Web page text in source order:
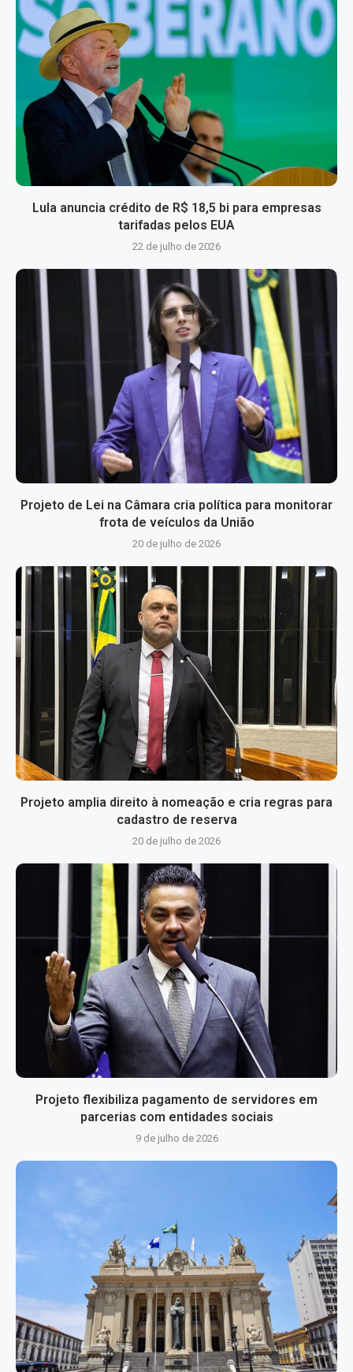
Lula anuncia crédito de R$ 18,5 bi para empresas
tarifadas pelos EUA
22 de julho de 2026
Projeto de Lei na Câmara cria política para monitorar
frota de veículos da União
20 de julho de 2026
Projeto amplia direito à nomeação e cria regras para
cadastro de reserva
20 de julho de 2026
Projeto flexibiliza pagamento de servidores em
parcerias com entidades sociais
9 de julho de 2026